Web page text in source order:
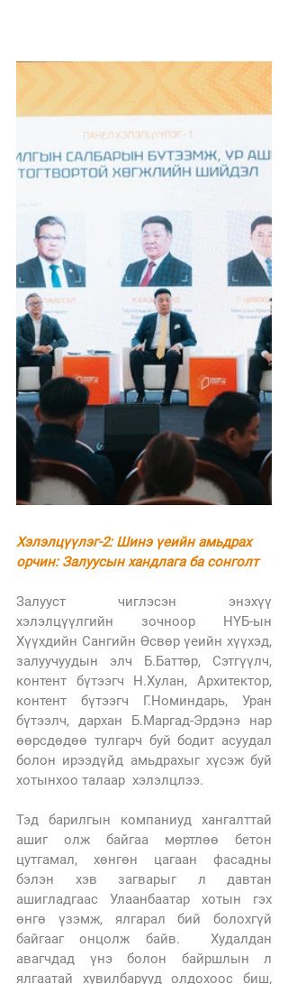
Хэлэлцүүлэг-2: Шинэ үеийн амьдрах
орчин: Залуусын хандлага ба сонголт
Залууст чиглэсэн энэхүү
хэлэлцүүлгийн зочноор НҮБ-ын
Хүүхдийн Сангийн Өсвөр үеийн хүүхэд,
залуучуудын элч Б.Баттөр, Сэтгүүлч,
контент бүтээгч Н.Хулан, Архитектор,
контент бүтээгч Г.Номиндарь, Уран
бүтээлч, дархан Б.Маргад-Эрдэнэ нар
өөрсдөдөө тулгарч буй бодит асуудал
болон ирээдүйд амьдрахыг хүсэж буй
хотынхоо талаар  хэлэлцлээ.
Тэд барилгын компаниуд хангалттай
ашиг олж байгаа мөртлөө бетон
цутгамал, хөнгөн цагаан фасадны
бэлэн хэв загварыг л давтан
ашигладгаас Улаанбаатар хотын гэх
өнгө үзэмж, ялгарал бий болохгүй
байгааг онцолж байв.  Худалдан
авагчдад үнэ болон байршлын л
ялгаатай хувилбарууд олдохоос биш,